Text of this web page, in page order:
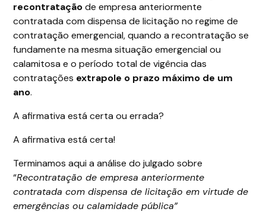
recontrataçãode empresa anteriormente
contratada com dispensa de licitação no regime de
contratação emergencial, quando a recontratação se
fundamente na mesma situação emergencial ou
calamitosa e o período total de vigência das
contratações extrapole o prazo máximo de um
ano.
A afirmativa está certa ou errada?
A afirmativa está certa!
Terminamos aqui a análise do julgado sobre
“Recontratação de empresa anteriormente
contratada com dispensa de licitação em virtude de
emergências ou calamidade pública”